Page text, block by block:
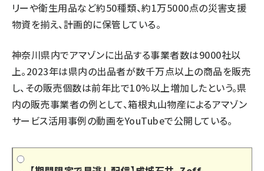
リーや衛生用品など約50種類、約1万5000点の災害支援
物資を揃え、計画的に保管している。
神奈川県内でアマゾンに出品する事業者数は9000社以
上。2023年は県内の出品者が数千万点以上の商品を販売
し、その販売個数は前年比で10%以上増加したという。県
内の販売事業者の例として、箱根丸山物産によるアマゾン
サービス活用事例の動画をYouTubeで公開している。